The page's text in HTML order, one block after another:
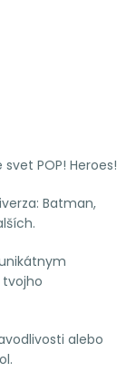
POP! Heroes!
Batman,
alebo